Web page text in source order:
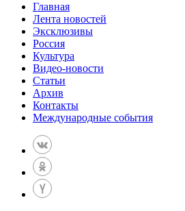
Главная
Лента новостей
Эксклюзивы
Россия
Культура
Видео-новости
Статьи
Архив
Контакты
Международные события